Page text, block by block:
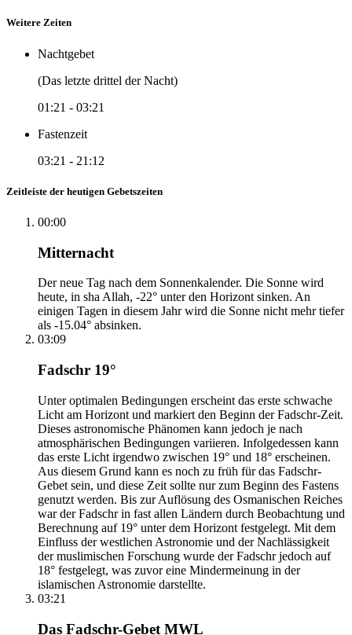
Weitere Zeiten
Nachtgebet
(Das letzte drittel der Nacht)
01:21 - 03:21
Fastenzeit
03:21 - 21:12
Zeitleiste der heutigen Gebetszeiten
00:00
Mitternacht
Der neue Tag nach dem Sonnenkalender. Die Sonne wird
heute, in sha Allah, -22° unter den Horizont sinken. An
einigen Tagen in diesem Jahr wird die Sonne nicht mehr tiefer
als -15.04° absinken.
03:09
Fadschr 19°
Unter optimalen Bedingungen erscheint das erste schwache
Licht am Horizont und markiert den Beginn der Fadschr-Zeit.
Dieses astronomische Phänomen kann jedoch je nach
atmosphärischen Bedingungen variieren. Infolgedessen kann
das erste Licht irgendwo zwischen 19° und 18° erscheinen.
Aus diesem Grund kann es noch zu früh für das Fadschr-
Gebet sein, und diese Zeit sollte nur zum Beginn des Fastens
genutzt werden. Bis zur Auflösung des Osmanischen Reiches
war der Fadschr in fast allen Ländern durch Beobachtung und
Berechnung auf 19° unter dem Horizont festgelegt. Mit dem
Einfluss der westlichen Astronomie und der Nachlässigkeit
der muslimischen Forschung wurde der Fadschr jedoch auf
18° festgelegt, was zuvor eine Mindermeinung in der
islamischen Astronomie darstellte.
03:21
Das Fadschr-Gebet MWL